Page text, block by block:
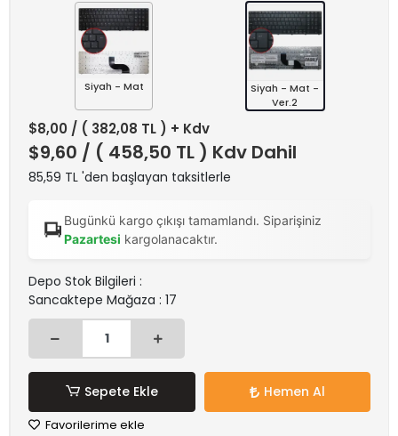
Siyah - Mat
Siyah - Mat -
Ver.2
$8,00 / ( 382,08 TL ) + Kdv
$9,60 / ( 458,50 TL ) Kdv Dahil
85,59 TL 'den başlayan taksitlerle
Bugünkü kargo çıkışı tamamlandı. Siparişiniz
Pazartesi kargolanacaktır.
Depo Stok Bilgileri :
Sancaktepe Mağaza : 17
Sepete Ekle Hemen Al
Favorilerime ekle